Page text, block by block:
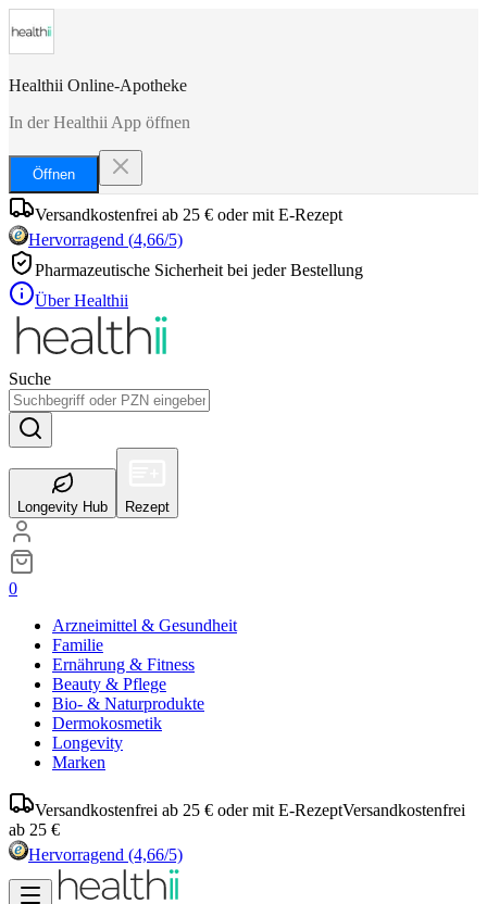
Healthii Online-Apotheke
In der Healthii App öffnen
Öffnen
Versandkostenfrei ab 25 € oder mit E-Rezept
Hervorragend (4,66/5)
Pharmazeutische Sicherheit bei jeder Bestellung
Über Healthii
Suche
Longevity Hub Rezept
0
Arzneimittel & Gesundheit
Familie
Ernährung & Fitness
Beauty & Pflege
Bio- & Naturprodukte
Dermokosmetik
Longevity
Marken
Versandkostenfrei ab 25 € oder mit E-RezeptVersandkostenfrei
ab 25 €
Hervorragend (4,66/5)